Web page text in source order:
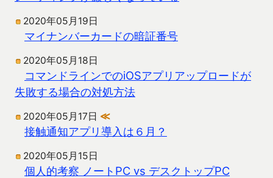
2020年05月19日
マイナンバーカードの暗証番号
2020年05月18日
コマンドラインでのiOSアプリアップロードが
失敗する場合の対処方法
2020年05月17日 ≪
接触通知アプリ導入は６月？
2020年05月15日
個人的考察 ノートPC vs デスクトップPC